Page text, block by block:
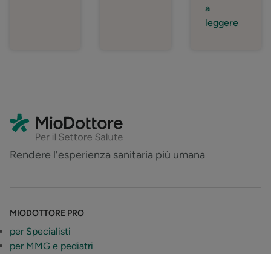
a
leggere
Rendere l'esperienza sanitaria più umana
MIODOTTORE PRO
per Specialisti
per MMG e pediatri